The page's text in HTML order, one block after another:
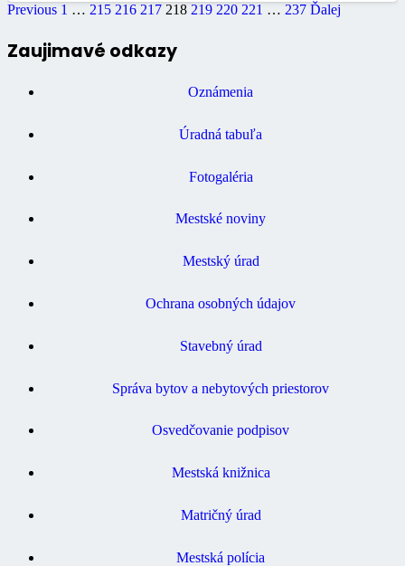
Previous 1 … 215 216 217 218 219 220 221 … 237 Ďalej
Zaujimavé odkazy
Oznámenia
Úradná tabuľa
Fotogaléria
Mestské noviny
Mestský úrad
Ochrana osobných údajov
Stavebný úrad
Správa bytov a nebytových priestorov
Osvedčovanie podpisov
Mestská knižnica
Matričný úrad
Mestská polícia